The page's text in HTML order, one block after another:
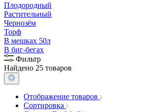
Плодородный
Растительный
Чернозём
Торф
В мешках 50л
В биг-бегах
Фильтр
Найдено 25 товаров
Отображение товаров
Сортировка